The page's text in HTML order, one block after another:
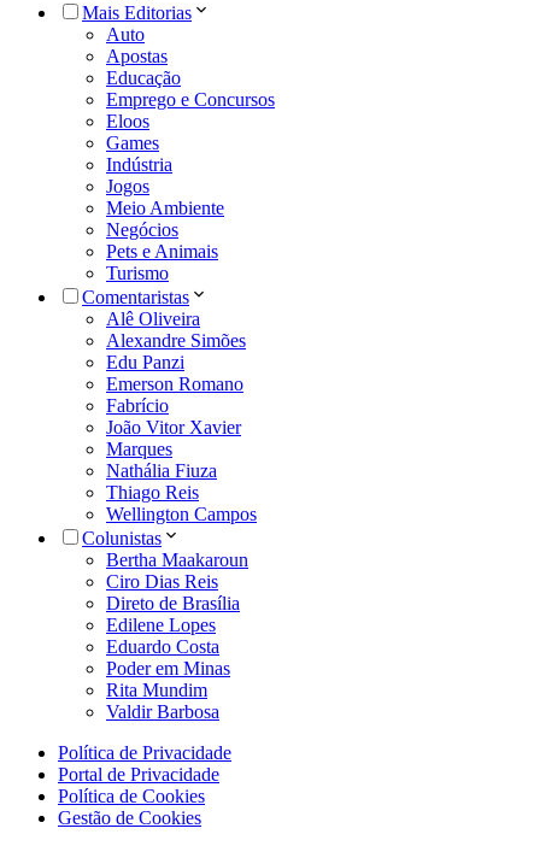
Mais Editorias
Auto
Apostas
Educação
Emprego e Concursos
Eloos
Games
Indústria
Jogos
Meio Ambiente
Negócios
Pets e Animais
Turismo
Comentaristas
Alê Oliveira
Alexandre Simões
Edu Panzi
Emerson Romano
Fabrício
João Vitor Xavier
Marques
Nathália Fiuza
Thiago Reis
Wellington Campos
Colunistas
Bertha Maakaroun
Ciro Dias Reis
Direto de Brasília
Edilene Lopes
Eduardo Costa
Poder em Minas
Rita Mundim
Valdir Barbosa
Política de Privacidade
Portal de Privacidade
Política de Cookies
Gestão de Cookies